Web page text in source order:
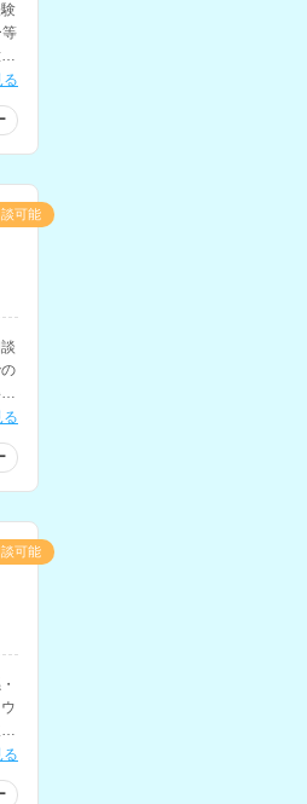
る
る
可能
る
可能